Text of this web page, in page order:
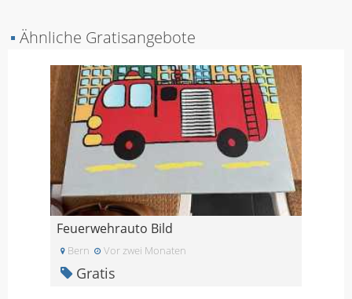
▪ Ähnliche Gratisangebote
Feuerwehrauto Bild
Bern Vor zwei Monaten
Gratis